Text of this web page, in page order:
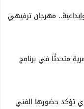
مهرجان ترفيهي
متحدثًا في برنامج
تؤكد حضورها الفني